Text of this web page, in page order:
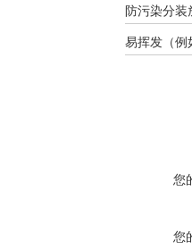
防污染分装
易挥发（例
您
您